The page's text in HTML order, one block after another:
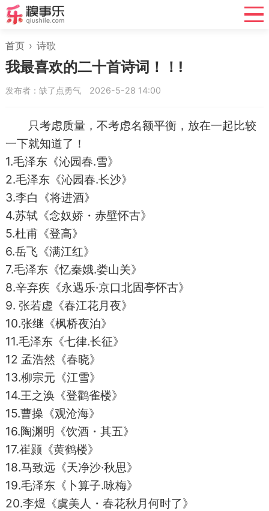
首页 › 诗歌
我最喜欢的二十首诗词！！!
发布者：缺了点勇气 2026-5-28 14:00
只考虑质量，不考虑名额平衡，放在一起比较
一下就知道了！
1.毛泽东《沁园春.雪》
2.毛泽东《沁园春.长沙》
3.李白《将进酒》
4.苏轼《念奴娇・赤壁怀古》
5.杜甫《登高》
6.岳飞《满江红》
7.毛泽东《忆秦娥.娄山关》
8.辛弃疾《永遇乐·京口北固亭怀古》
9. 张若虚《春江花月夜》
10.张继《枫桥夜泊》
11.毛泽东《七律.长征》
12 孟浩然《春晓》
13.柳宗元《江雪》
14.王之涣《登鹳雀楼》
15.曹操《观沧海》
16.陶渊明《饮酒・其五》
17.崔颢《黄鹤楼》
18.马致远《天净沙·秋思》
19.毛泽东《卜算子.咏梅》
20.李煜《虞美人・春花秋月何时了》